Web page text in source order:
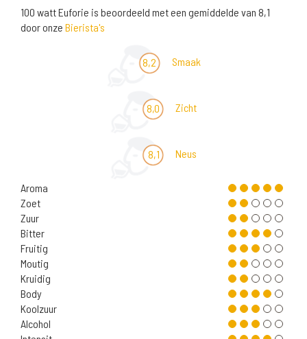
100 watt Euforie is beoordeeld met een gemiddelde van 8,1
door onze Bierista's
8,2 Smaak
8,0 Zicht
8,1 Neus
Aroma
Zoet
Zuur
Bitter
Fruitig
Moutig
Kruidig
Body
Koolzuur
Alcohol